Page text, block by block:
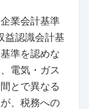
業会計基準
益認識会計基
準を認めな
電気・ガス
とで異なる
、税務への